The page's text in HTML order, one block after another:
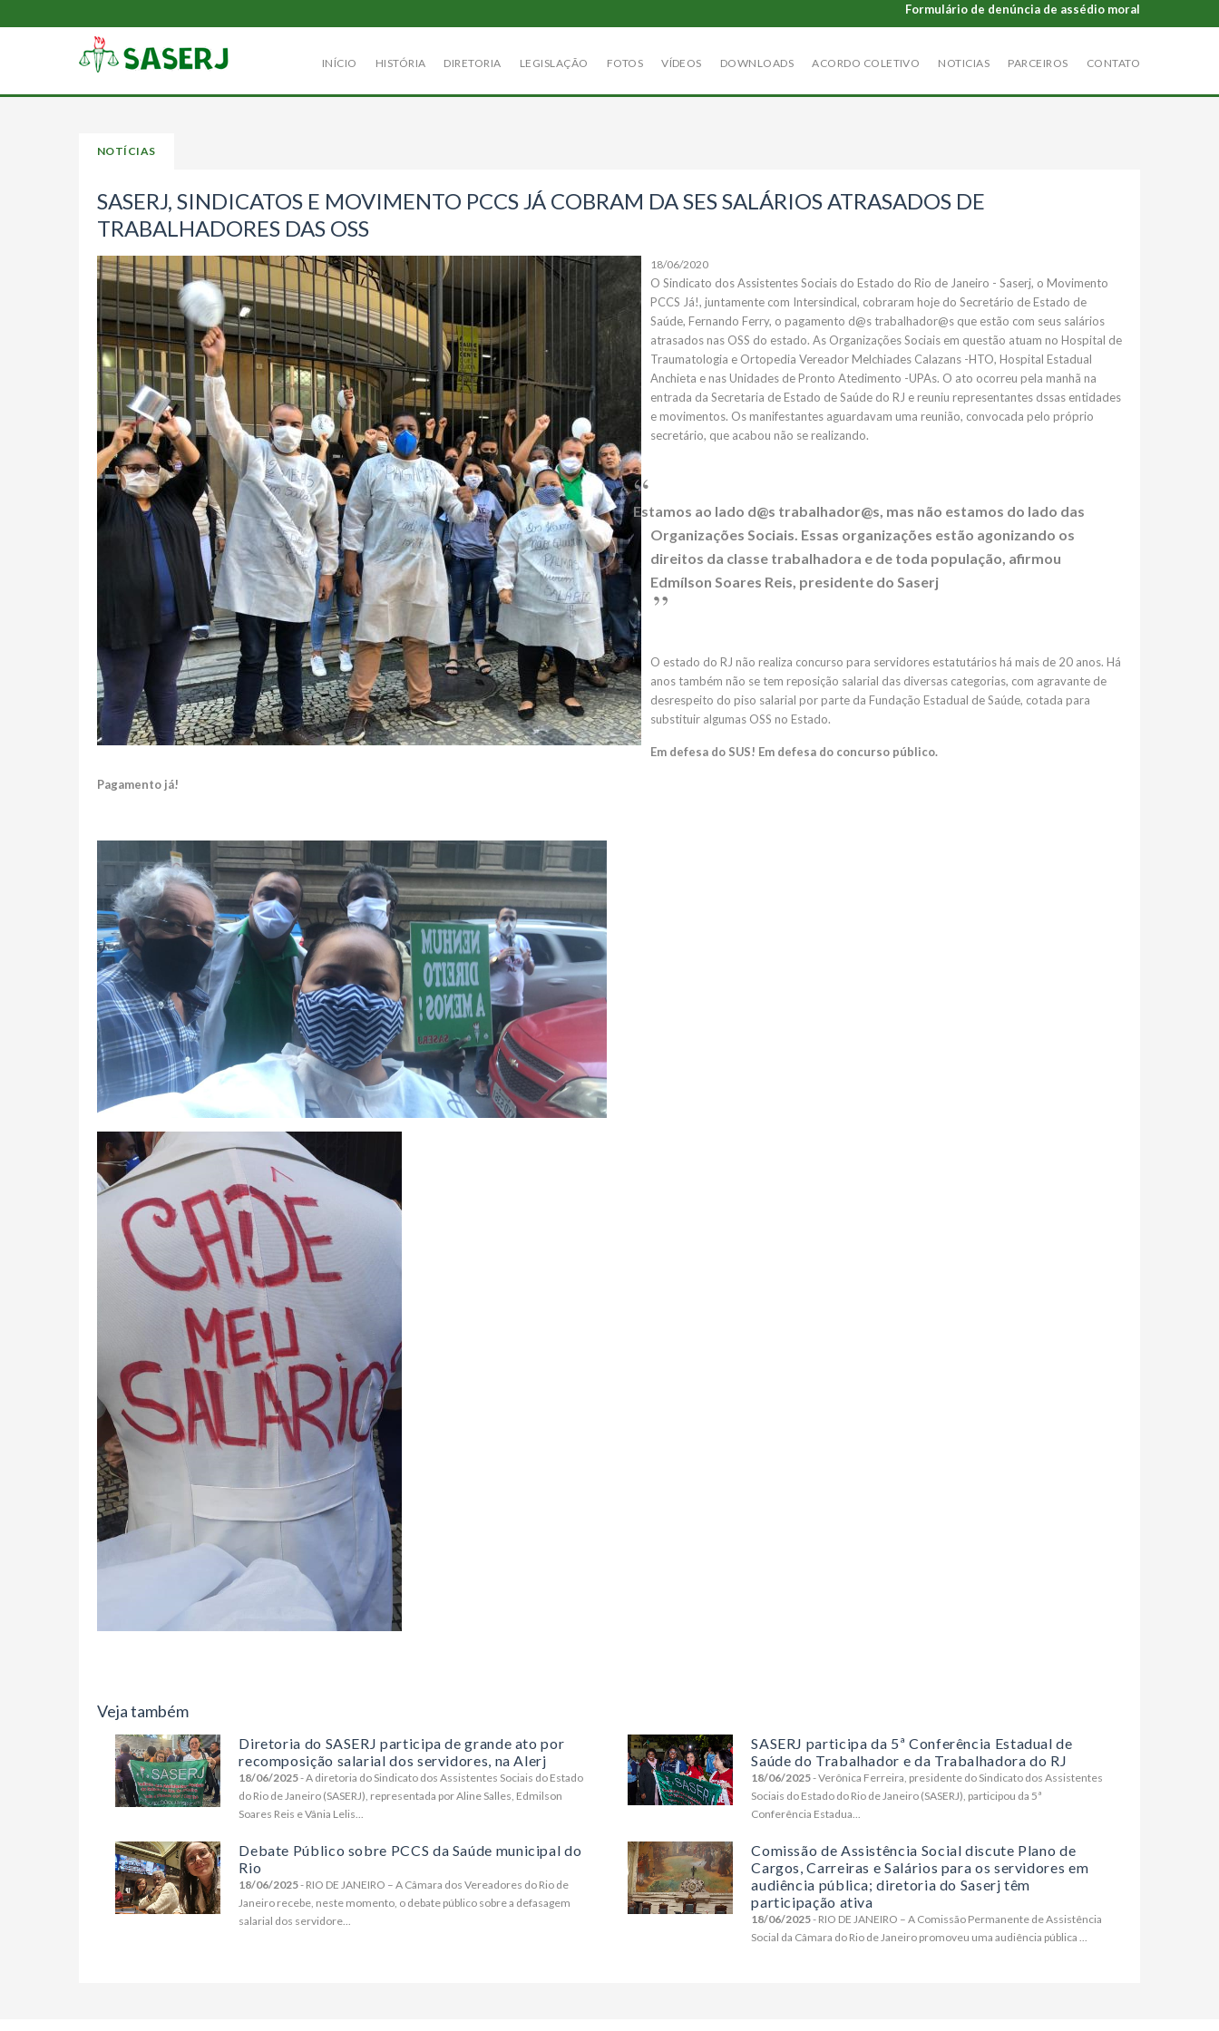
Formulário de denúncia de assédio moral
INÍCIO HISTÓRIA DIRETORIA LEGISLAÇÃO FOTOS VÍDEOS DOWNLOADS ACORDO COLETIVO NOTICIAS PARCEIROS CONTATO
NOTÍCIAS
SASERJ, SINDICATOS E MOVIMENTO PCCS JÁ COBRAM DA SES SALÁRIOS ATRASADOS DE
TRABALHADORES DAS OSS
18/06/2020
O Sindicato dos Assistentes Sociais do Estado do Rio de Janeiro - Saserj, o Movimento
PCCS Já!, juntamente com Intersindical, cobraram hoje do Secretário de Estado de
Saúde, Fernando Ferry, o pagamento d@s trabalhador@s que estão com seus salários
atrasados nas OSS do estado. As Organizações Sociais em questão atuam no Hospital de
Traumatologia e Ortopedia Vereador Melchiades Calazans -HTO, Hospital Estadual
Anchieta e nas Unidades de Pronto Atedimento -UPAs. O ato ocorreu pela manhã na
entrada da Secretaria de Estado de Saúde do RJ e reuniu representantes dssas entidades
e movimentos. Os manifestantes aguardavam uma reunião, convocada pelo próprio
secretário, que acabou não se realizando.
Estamos ao lado d@s trabalhador@s, mas não estamos do lado das
Organizações Sociais. Essas organizações estão agonizando os
direitos da classe trabalhadora e de toda população, afirmou
Edmílson Soares Reis, presidente do Saserj
O estado do RJ não realiza concurso para servidores estatutários há mais de 20 anos. Há
anos também não se tem reposição salarial das diversas categorias, com agravante de
desrespeito do piso salarial por parte da Fundação Estadual de Saúde, cotada para
substituir algumas OSS no Estado.
Em defesa do SUS! Em defesa do concurso público.
Pagamento já!
Veja também
Diretoria do SASERJ participa de grande ato por
recomposição salarial dos servidores, na Alerj
18/06/2025- A diretoria do Sindicato dos Assistentes Sociais do Estado
do Rio de Janeiro (SASERJ), representada por Aline Salles, Edmilson
Soares Reis e Vânia Lelis...
SASERJ participa da 5ª Conferência Estadual de
Saúde do Trabalhador e da Trabalhadora do RJ
18/06/2025- Verônica Ferreira, presidente do Sindicato dos Assistentes
Sociais do Estado do Rio de Janeiro (SASERJ), participou da 5ª
Conferência Estadua...
Debate Público sobre PCCS da Saúde municipal do
Rio
18/06/2025- RIO DE JANEIRO – A Câmara dos Vereadores do Rio de
Janeiro recebe, neste momento, o debate público sobre a defasagem
salarial dos servidore...
Comissão de Assistência Social discute Plano de
Cargos, Carreiras e Salários para os servidores em
audiência pública; diretoria do Saserj têm
participação ativa
18/06/2025- RIO DE JANEIRO – A Comissão Permanente de Assistência
Social da Câmara do Rio de Janeiro promoveu uma audiência pública ...